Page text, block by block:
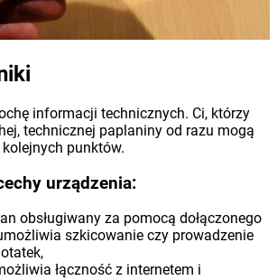
informacji technicznych. Ci, którzy
technicznej paplaniny od razu mogą
punktów.
urządzenia:
obsługiwany za pomocą dołączonego
szkicowanie czy prowadzenie
łączność z internetem i